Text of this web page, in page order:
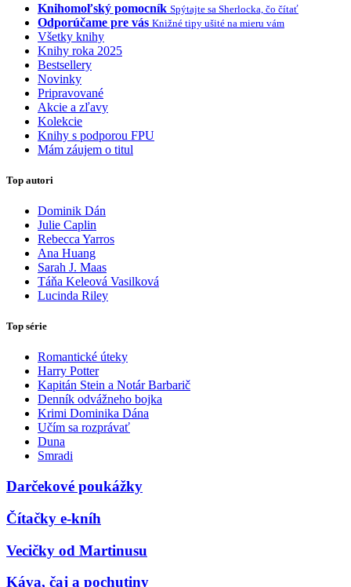
Knihomoľský pomocník Spýtajte sa Sherlocka, čo čítať
Odporúčame pre vás Knižné tipy ušité na mieru vám
Všetky knihy
Knihy roka 2025
Bestsellery
Novinky
Pripravované
Akcie a zľavy
Kolekcie
Knihy s podporou FPU
Mám záujem o titul
Top autori
Dominik Dán
Julie Caplin
Rebecca Yarros
Ana Huang
Sarah J. Maas
Táňa Keleová Vasilková
Lucinda Riley
Top série
Romantické úteky
Harry Potter
Kapitán Stein a Notár Barbarič
Denník odvážneho bojka
Krimi Dominika Dána
Učím sa rozprávať
Duna
Smradi
Darčekové poukážky
Čítačky e-kníh
Vecičky od Martinusu
Káva, čaj a pochutiny